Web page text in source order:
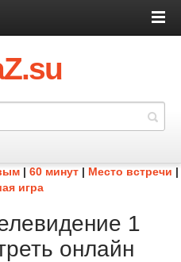
| 60 минут | Место встречи |
игра
1
онлайн